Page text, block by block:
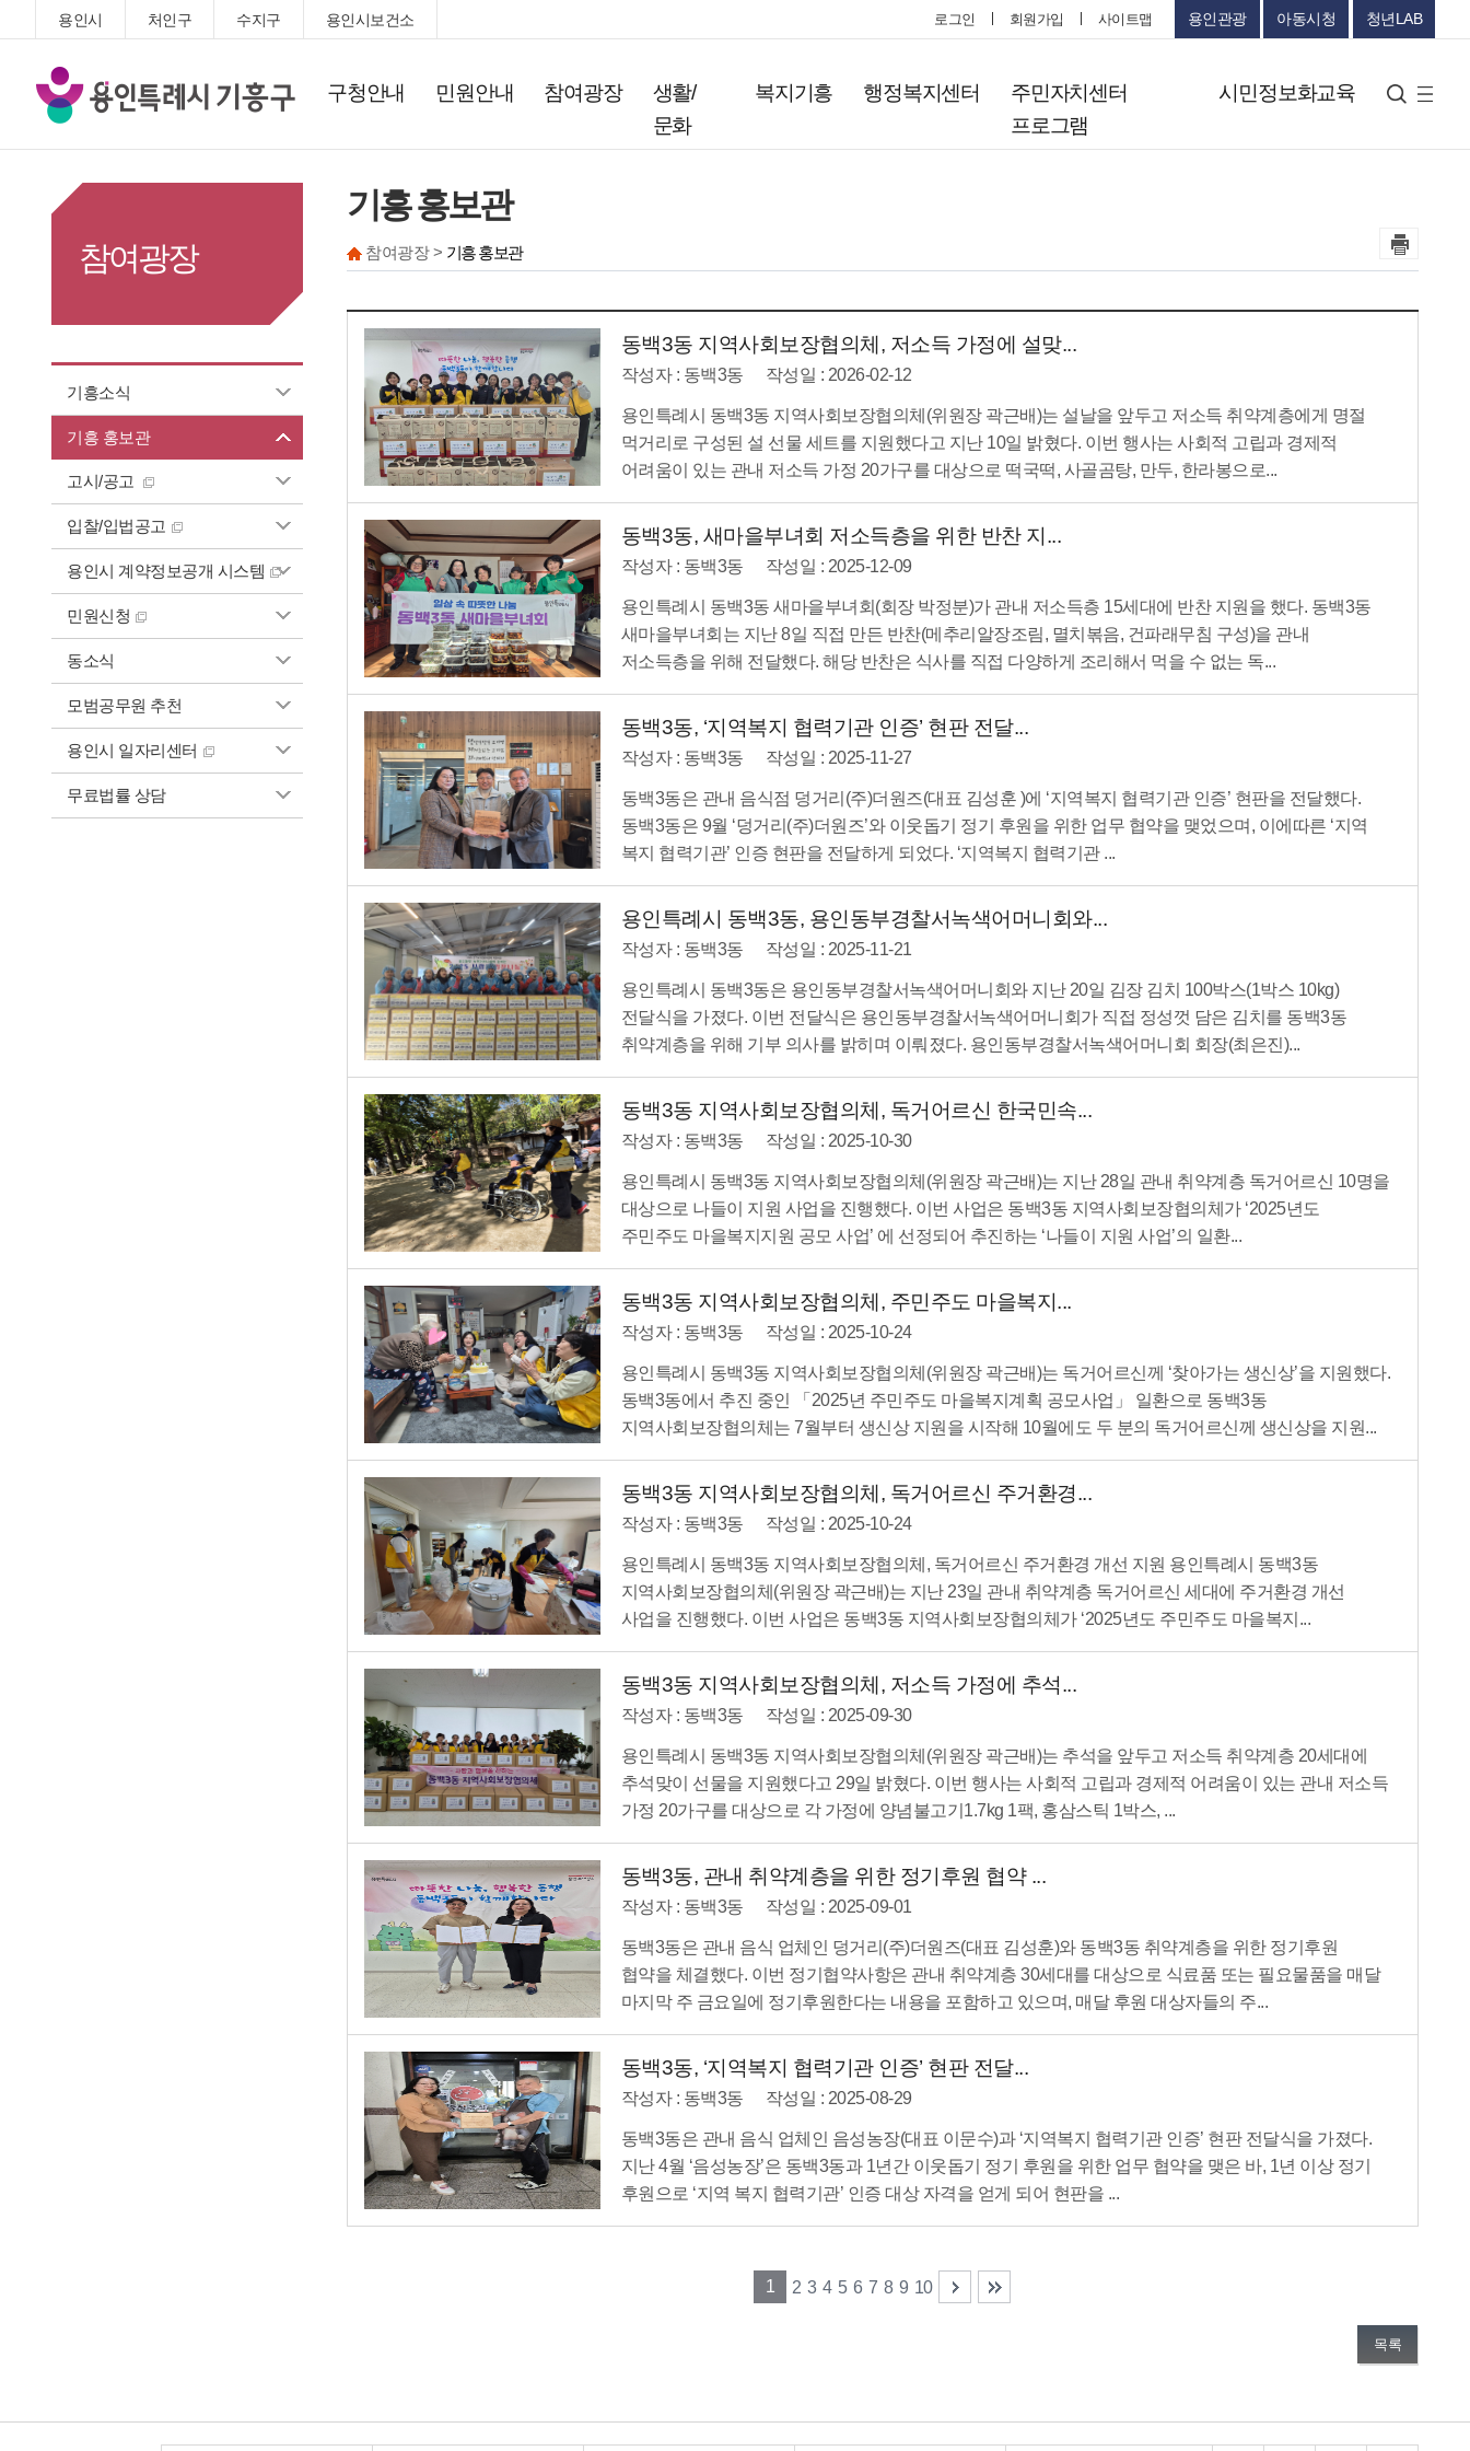
용인시 처인구 수지구 용인시보건소 로그인 회원가입 사이트맵 용인관광 아동시청 청년LAB
기
흥
구청안내 민원안내 참여광장
생활/
문화
복지기흥 행정복지센터
주민자치센터
프로그램
시민정보화교육 검색
사
트
참여광장
기흥소식
기흥 홍보관
고시/공고
입찰/입법공고
용인시 계약정보공개 시스템
민원신청
동소식
모범공무원 추천
용인시 일자리센터
무료법률 상담
기흥 홍보관
참여광장 > 기흥 홍보관
동백3동 지역사회보장협의체, 저소득 가정에 설맞...
작성자 : 동백3동 작성일 : 2026-02-12
용인특례시 동백3동 지역사회보장협의체(위원장 곽근배)는 설날을 앞두고 저소득 취약계층에게 명절
먹거리로 구성된 설 선물 세트를 지원했다고 지난 10일 밝혔다. 이번 행사는 사회적 고립과 경제적
어려움이 있는 관내 저소득 가정 20가구를 대상으로 떡국떡, 사골곰탕, 만두, 한라봉으로...
동백3동, 새마을부녀회 저소득층을 위한 반찬 지...
작성자 : 동백3동 작성일 : 2025-12-09
용인특례시 동백3동 새마을부녀회(회장 박정분)가 관내 저소득층 15세대에 반찬 지원을 했다. 동백3동
새마을부녀회는 지난 8일 직접 만든 반찬(메추리알장조림, 멸치볶음, 건파래무침 구성)을 관내
저소득층을 위해 전달했다. 해당 반찬은 식사를 직접 다양하게 조리해서 먹을 수 없는 독...
동백3동, ‘지역복지 협력기관 인증’ 현판 전달...
작성자 : 동백3동 작성일 : 2025-11-27
동백3동은 관내 음식점 덩거리(주)더원즈(대표 김성훈 )에 ‘지역복지 협력기관 인증’ 현판을 전달했다.
동백3동은 9월 ‘덩거리(주)더원즈’와 이웃돕기 정기 후원을 위한 업무 협약을 맺었으며, 이에따른 ‘지역
복지 협력기관’ 인증 현판을 전달하게 되었다. ‘지역복지 협력기관 ...
용인특례시 동백3동, 용인동부경찰서녹색어머니회와...
작성자 : 동백3동 작성일 : 2025-11-21
용인특례시 동백3동은 용인동부경찰서녹색어머니회와 지난 20일 김장 김치 100박스(1박스 10kg)
전달식을 가졌다. 이번 전달식은 용인동부경찰서녹색어머니회가 직접 정성껏 담은 김치를 동백3동
취약계층을 위해 기부 의사를 밝히며 이뤄졌다. 용인동부경찰서녹색어머니회 회장(최은진)...
동백3동 지역사회보장협의체, 독거어르신 한국민속...
작성자 : 동백3동 작성일 : 2025-10-30
용인특례시 동백3동 지역사회보장협의체(위원장 곽근배)는 지난 28일 관내 취약계층 독거어르신 10명을
대상으로 나들이 지원 사업을 진행했다. 이번 사업은 동백3동 지역사회보장협의체가 ‘2025년도
주민주도 마을복지지원 공모 사업’ 에 선정되어 추진하는 ‘나들이 지원 사업’의 일환...
동백3동 지역사회보장협의체, 주민주도 마을복지...
작성자 : 동백3동 작성일 : 2025-10-24
용인특례시 동백3동 지역사회보장협의체(위원장 곽근배)는 독거어르신께 ‘찾아가는 생신상’을 지원했다.
동백3동에서 추진 중인 「2025년 주민주도 마을복지계획 공모사업」 일환으로 동백3동
지역사회보장협의체는 7월부터 생신상 지원을 시작해 10월에도 두 분의 독거어르신께 생신상을 지원...
동백3동 지역사회보장협의체, 독거어르신 주거환경...
작성자 : 동백3동 작성일 : 2025-10-24
용인특례시 동백3동 지역사회보장협의체, 독거어르신 주거환경 개선 지원 용인특례시 동백3동
지역사회보장협의체(위원장 곽근배)는 지난 23일 관내 취약계층 독거어르신 세대에 주거환경 개선
사업을 진행했다. 이번 사업은 동백3동 지역사회보장협의체가 ‘2025년도 주민주도 마을복지...
동백3동 지역사회보장협의체, 저소득 가정에 추석...
작성자 : 동백3동 작성일 : 2025-09-30
용인특례시 동백3동 지역사회보장협의체(위원장 곽근배)는 추석을 앞두고 저소득 취약계층 20세대에
추석맞이 선물을 지원했다고 29일 밝혔다. 이번 행사는 사회적 고립과 경제적 어려움이 있는 관내 저소득
가정 20가구를 대상으로 각 가정에 양념불고기1.7kg 1팩, 홍삼스틱 1박스, ...
동백3동, 관내 취약계층을 위한 정기후원 협약 ...
작성자 : 동백3동 작성일 : 2025-09-01
동백3동은 관내 음식 업체인 덩거리(주)더원즈(대표 김성훈)와 동백3동 취약계층을 위한 정기후원
협약을 체결했다. 이번 정기협약사항은 관내 취약계층 30세대를 대상으로 식료품 또는 필요물품을 매달
마지막 주 금요일에 정기후원한다는 내용을 포함하고 있으며, 매달 후원 대상자들의 주...
동백3동, ‘지역복지 협력기관 인증’ 현판 전달...
작성자 : 동백3동 작성일 : 2025-08-29
동백3동은 관내 음식 업체인 음성농장(대표 이문수)과 ‘지역복지 협력기관 인증’ 현판 전달식을 가졌다.
지난 4월 ‘음성농장’은 동백3동과 1년간 이웃돕기 정기 후원을 위한 업무 협약을 맺은 바, 1년 이상 정기
후원으로 ‘지역 복지 협력기관’ 인증 대상 자격을 얻게 되어 현판을 ...
1 2 3 4 5 6 7 8 9 10
목록